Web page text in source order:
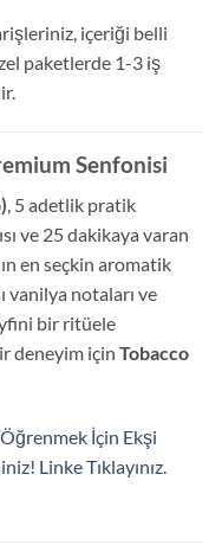
içeriği belli
paketlerde 1-3 iş
Senfonisi
, 5 adetlik pratik
ve 25 dakikaya varan
en seçkin aromatik
vanilya notaları ve
bir ritüele
deneyim için Tobacco
İçin Ekşi
Linke Tıklayınız.